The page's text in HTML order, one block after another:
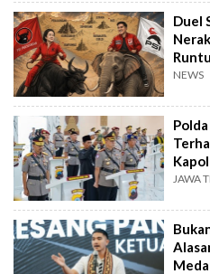
Duel
PDIP?
NEWS
JAWA